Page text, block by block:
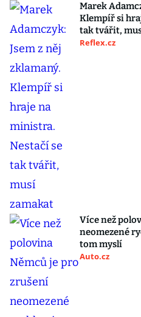
Marek
Klempíř si
tak tvářit,
Reflex.cz
Více než
neomezené
tom myslí
Auto.cz